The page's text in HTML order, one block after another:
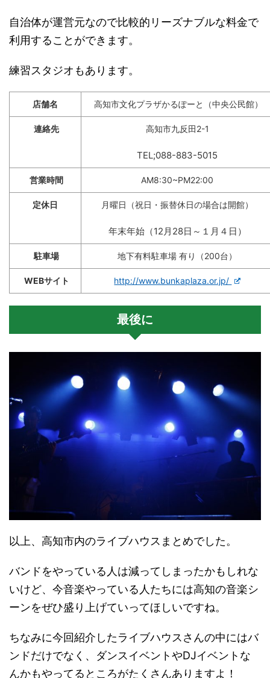
自治体が運営元なので比較的リーズナブルな料金で
利用することができます。
練習スタジオもあります。
店舗名 高知市文化プラザかるぽーと（中央公民館）
連絡先 高知市九反田2-1
TEL;088-883-5015
営業時間 AM8:30~PM22:00
定休日 月曜日（祝日・振替休日の場合は開館）
年末年始（12月28日～１月４日）
駐車場 地下有料駐車場 有り（200台）
WEBサイト http://www.bunkaplaza.or.jp/
最後に
以上、高知市内のライブハウスまとめでした。
バンドをやっている人は減ってしまったかもしれな
いけど、今音楽やっている人たちには高知の音楽シ
ーンをぜひ盛り上げていってほしいですね。
ちなみに今回紹介したライブハウスさんの中にはバ
ンドだけでなく、ダンスイベントやDJイベントな
んかもやってるところがたくさんありますよ！